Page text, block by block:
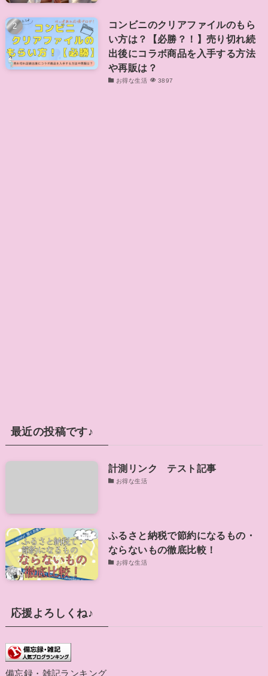
コンビニのクリアファイルのもら
い方は？【必勝？！】売り切れ続
出後にコラボ商品を入手する方法
や再販は？
お得な生活 3897
最近の投稿です♪
計測リンク テスト記事
お得な生活
ふるさと納税で節約になるもの・
ならないもの徹底比較！
お得な生活
応援よろしくね♪
備忘録・雑記ランキング